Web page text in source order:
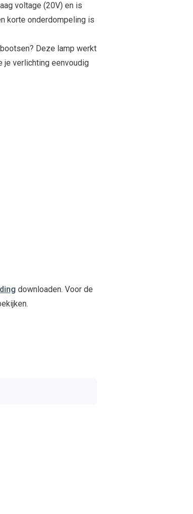
voltage (20V) en is
korte onderdompeling is
Deze lamp werkt
je verlichting eenvoudig
downloaden. Voor de